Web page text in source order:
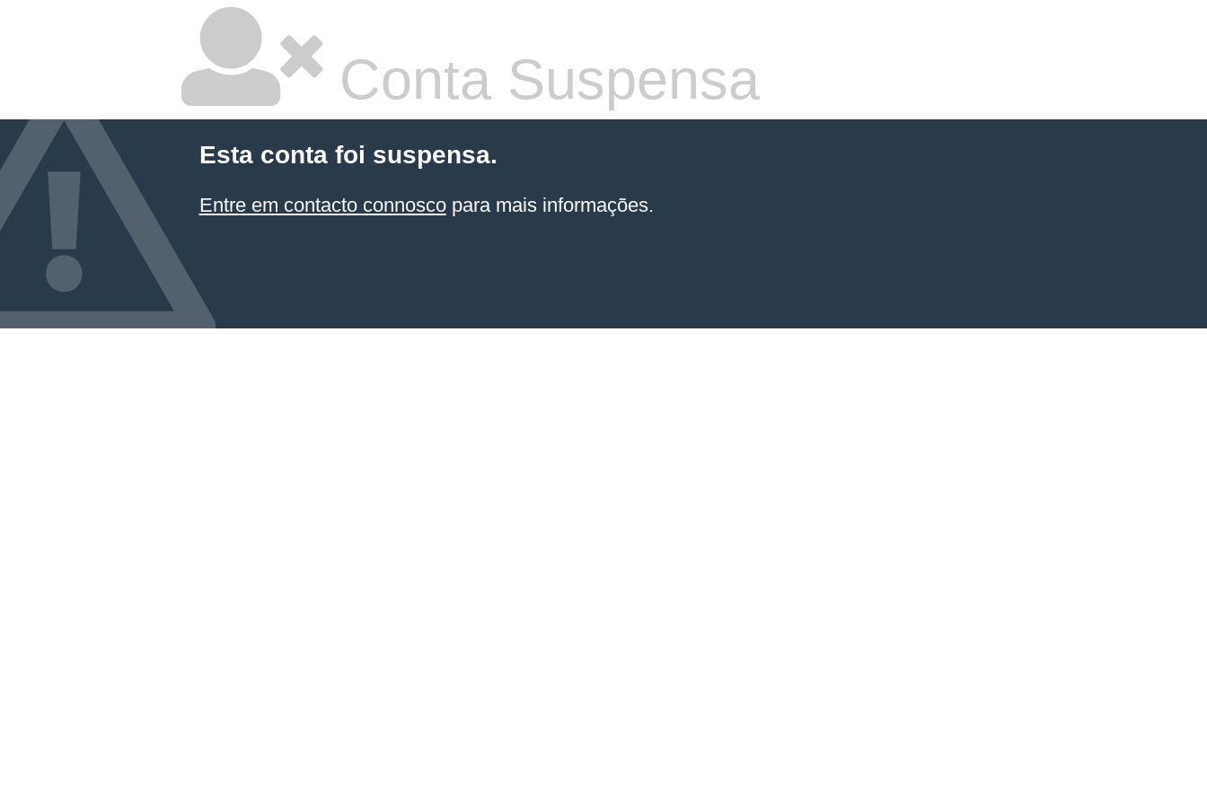
Conta Suspensa
Esta conta foi suspensa.
Entre em contacto connoscopara mais informações.